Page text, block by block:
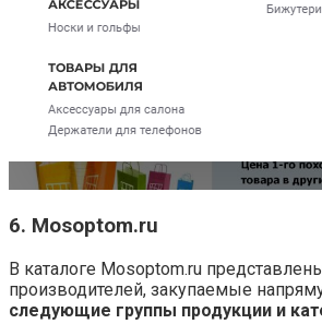
6. Mosoptom.ru
В каталоге Mosoptom.ru
производителей, закупаемые
следующие группы продукции и